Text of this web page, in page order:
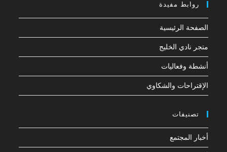
روابط مفيدة
الصفحة الرئيسية
متجر نادي الخليج
أنشطة وفعاليات
الإقتراحات والشكاوي
تصنيفات
أخبار المجتمع